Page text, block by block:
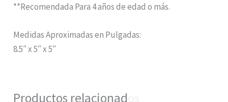
**Recomendada Para 4 años de edad o más.
Medidas Aproximadas en Pulgadas:
8.5″ x 5″ x 5″
Productos relacionados